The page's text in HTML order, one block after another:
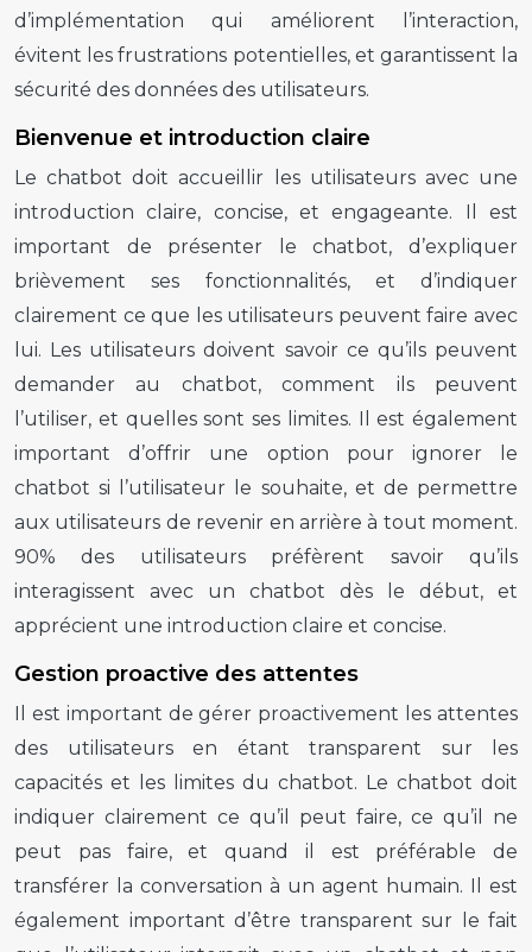
d’implémentation qui améliorent l’interaction,
évitent les frustrations potentielles, et garantissent la
sécurité des données des utilisateurs.
Bienvenue et introduction claire
Le chatbot doit accueillir les utilisateurs avec une
introduction claire, concise, et engageante. Il est
important de présenter le chatbot, d’expliquer
brièvement ses fonctionnalités, et d’indiquer
clairement ce que les utilisateurs peuvent faire avec
lui. Les utilisateurs doivent savoir ce qu’ils peuvent
demander au chatbot, comment ils peuvent
l’utiliser, et quelles sont ses limites. Il est également
important d’offrir une option pour ignorer le
chatbot si l’utilisateur le souhaite, et de permettre
aux utilisateurs de revenir en arrière à tout moment.
90% des utilisateurs préfèrent savoir qu’ils
interagissent avec un chatbot dès le début, et
apprécient une introduction claire et concise.
Gestion proactive des attentes
Il est important de gérer proactivement les attentes
des utilisateurs en étant transparent sur les
capacités et les limites du chatbot. Le chatbot doit
indiquer clairement ce qu’il peut faire, ce qu’il ne
peut pas faire, et quand il est préférable de
transférer la conversation à un agent humain. Il est
également important d’être transparent sur le fait